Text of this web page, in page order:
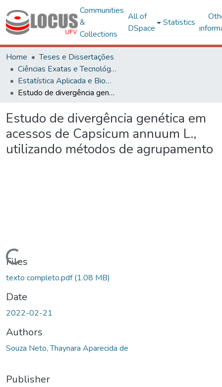
Communities
&
Collections
All of
DSpace
Statistics
Home
Teses e Dissertações
Ciências Exatas e Tecnológicas
Estatística Aplicada e Biometria
Estudo de divergência genética em acessos de Capsicum annuum L., utilizando métodos de agrupamento
Estudo de divergência genética em
acessos de Capsicum annuum L.,
utilizando métodos de agrupamento
Files
texto completo.pdf(1.08 MB)
Date
2022-02-21
Authors
Souza Neto, Thaynara Aparecida de
Publisher